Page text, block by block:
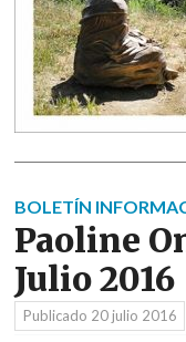
BOLETÍN
Paoline
Julio 2016
Publicado 20 julio 2016